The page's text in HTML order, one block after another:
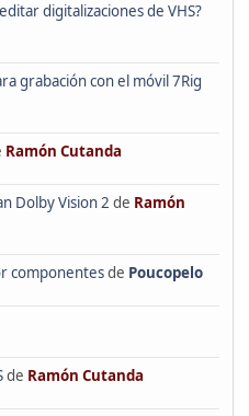
digitalizaciones de VHS?
grabación con el móvil 7Rig
Ramón Cutanda
Dolby Vision 2 de Ramón
componentesde Poucopelo
de Ramón Cutanda